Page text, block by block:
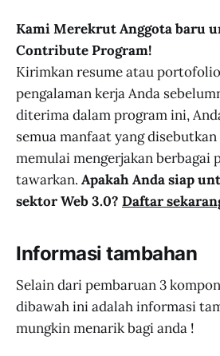
Kami Merekrut Anggota baru
Contribute Program!
Kirimkan resume atau
pengalaman kerja Anda
diterima dalam program ini,
semua manfaat yang
memulai mengerjakan berbagai
tawarkan. Apakah Anda siap
sektor Web 3.0? Daftar
Informasi tambahan
Selain dari pembaruan 3
dibawah ini adalah informasi
mungkin menarik bagi anda !